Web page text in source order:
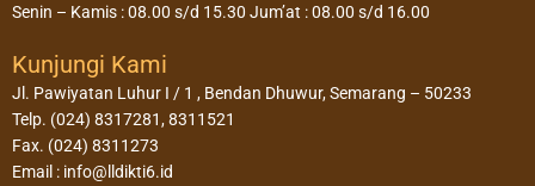
Senin – Kamis : 08.00 s/d 15.30 Jum’at : 08.00 s/d 16.00
Kunjungi Kami
Jl. Pawiyatan Luhur I / 1 , Bendan Dhuwur, Semarang – 50233
Telp. (024) 8317281, 8311521
Fax. (024) 8311273
Email : info@lldikti6.id